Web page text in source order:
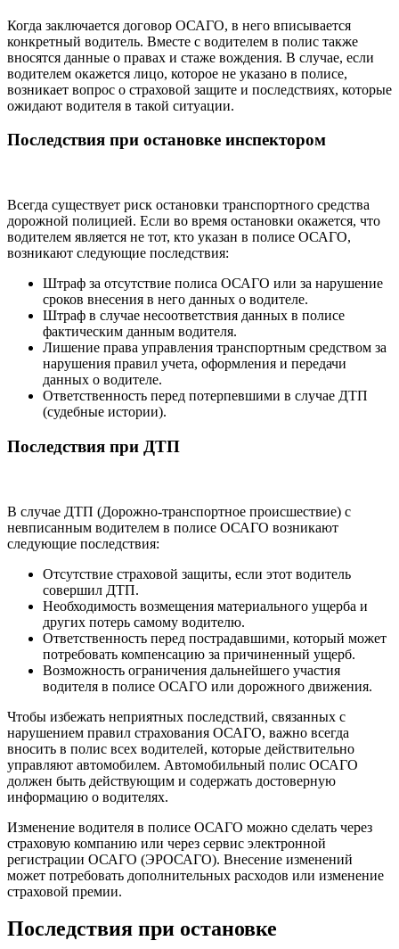
Когда заключается договор ОСАГО, в него вписывается
конкретный водитель. Вместе с водителем в полис также
вносятся данные о правах и стаже вождения. В случае, если
водителем окажется лицо, которое не указано в полисе,
возникает вопрос о страховой защите и последствиях, которые
ожидают водителя в такой ситуации.
Последствия при остановке инспектором
Всегда существует риск остановки транспортного средства
дорожной полицией. Если во время остановки окажется, что
водителем является не тот, кто указан в полисе ОСАГО,
возникают следующие последствия:
Штраф за отсутствие полиса ОСАГО или за нарушение
сроков внесения в него данных о водителе.
Штраф в случае несоответствия данных в полисе
фактическим данным водителя.
Лишение права управления транспортным средством за
нарушения правил учета, оформления и передачи
данных о водителе.
Ответственность перед потерпевшими в случае ДТП
(судебные истории).
Последствия при ДТП
В случае ДТП (Дорожно-транспортное происшествие) с
невписанным водителем в полисе ОСАГО возникают
следующие последствия:
Отсутствие страховой защиты, если этот водитель
совершил ДТП.
Необходимость возмещения материального ущерба и
других потерь самому водителю.
Ответственность перед пострадавшими, который может
потребовать компенсацию за причиненный ущерб.
Возможность ограничения дальнейшего участия
водителя в полисе ОСАГО или дорожного движения.
Чтобы избежать неприятных последствий, связанных с
нарушением правил страхования ОСАГО, важно всегда
вносить в полис всех водителей, которые действительно
управляют автомобилем. Автомобильный полис ОСАГО
должен быть действующим и содержать достоверную
информацию о водителях.
Изменение водителя в полисе ОСАГО можно сделать через
страховую компанию или через сервис электронной
регистрации ОСАГО (ЭРОСАГО). Внесение изменений
может потребовать дополнительных расходов или изменение
страховой премии.
Последствия при остановке